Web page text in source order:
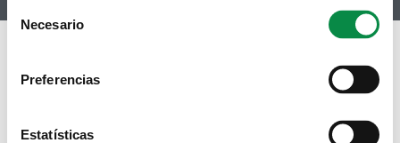
Selection
Necesario
Preferencias
Estatísticas